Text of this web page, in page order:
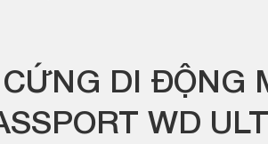
CỨNG DI ĐỘNG
WD